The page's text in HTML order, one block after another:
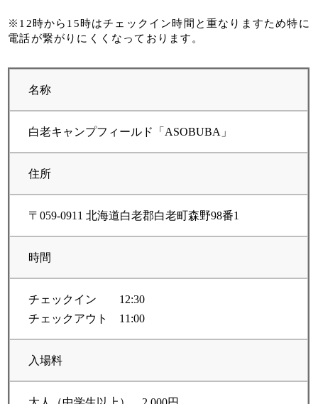
※12時から15時はチェックイン時間と重なりますため特に
電話が繋がりにくくなっております。
名称
白老キャンプフィールド「ASOBUBA」
住所
〒059-0911 北海道白老郡白老町森野98番1
時間
チェックイン 12:30
チェックアウト 11:00
入場料